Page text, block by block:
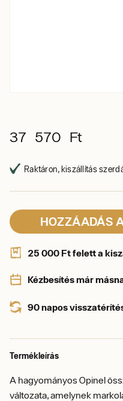
37 570 Ft
Raktáron, kiszállítás
HOZZÁADÁS
25 000 Ft felett a
Kézbesítés már
90 napos
Termékleírás
A hagyományos Opinel
változata, amelynek